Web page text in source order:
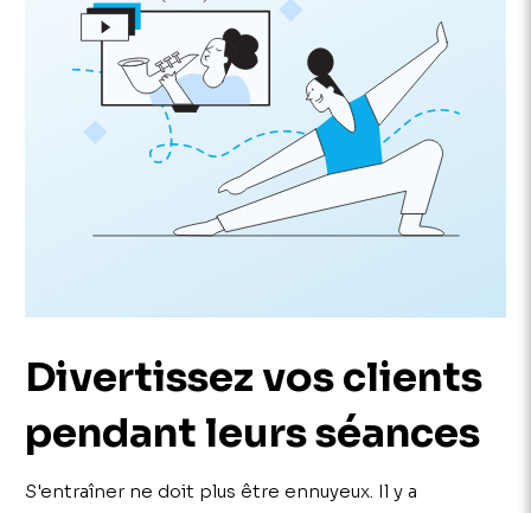
Divertissez vos clients
pendant leurs séances
S'entraîner ne doit plus être ennuyeux. Il y a